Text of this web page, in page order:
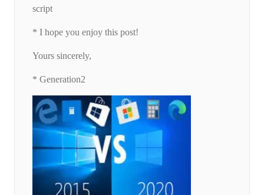
script
* I hope you enjoy this post!
Yours sincerely,
* Generation2